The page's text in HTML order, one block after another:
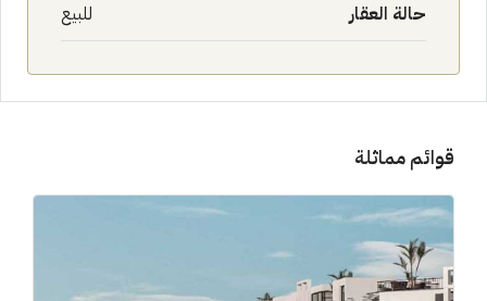
حالة العقار للبيع
قوائم مماثلة